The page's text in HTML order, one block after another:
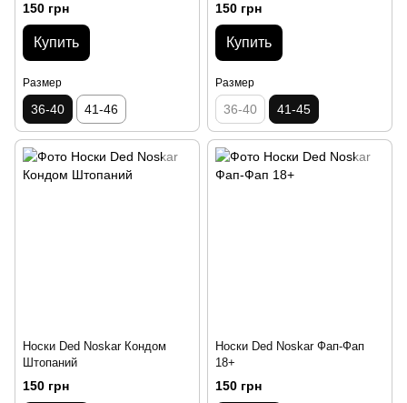
150 грн
Купить
Размер
36-40 41-46
150 грн
Купить
Размер
36-40 41-45
Носки Ded Noskar Кондом
Штопаний
150 грн
Носки Ded Noskar Фап-Фап
18+
150 грн